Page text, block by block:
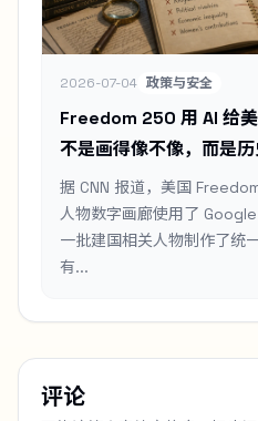
2026-07-04 政策与安全
Freedom 250 用 AI 给
不是画得像不像，而是
据 CNN 报道，美国
人物数字画廊使用了
一批建国相关人物制作了统
有...
评论